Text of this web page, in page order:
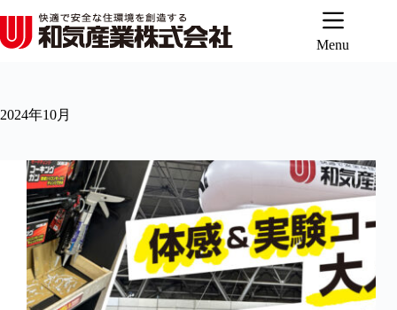
テ
ス
Menu
2024年10月